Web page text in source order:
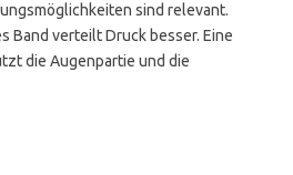
sind relevant.
Band verteilt Druck besser. Eine
die Augenpartie und die